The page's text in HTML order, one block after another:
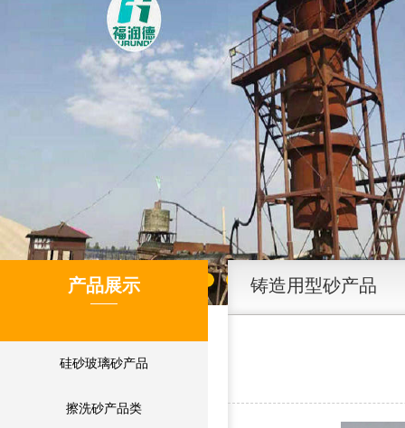
产品展示
硅砂玻璃砂产品
擦洗砂产品类
铸造用型砂产品